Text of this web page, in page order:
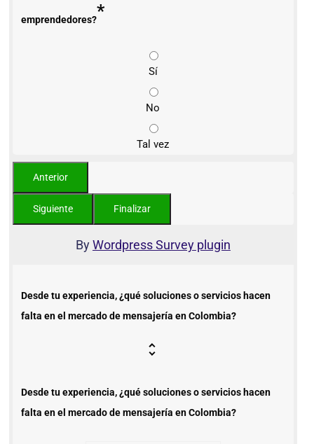
emprendedores?*
Sí
No
Tal vez
ByWordpress Survey plugin
Desde tu experiencia, ¿qué soluciones o servicios hacen
falta en el mercado de mensajería en Colombia?
Desde tu experiencia, ¿qué soluciones o servicios hacen
falta en el mercado de mensajería en Colombia?